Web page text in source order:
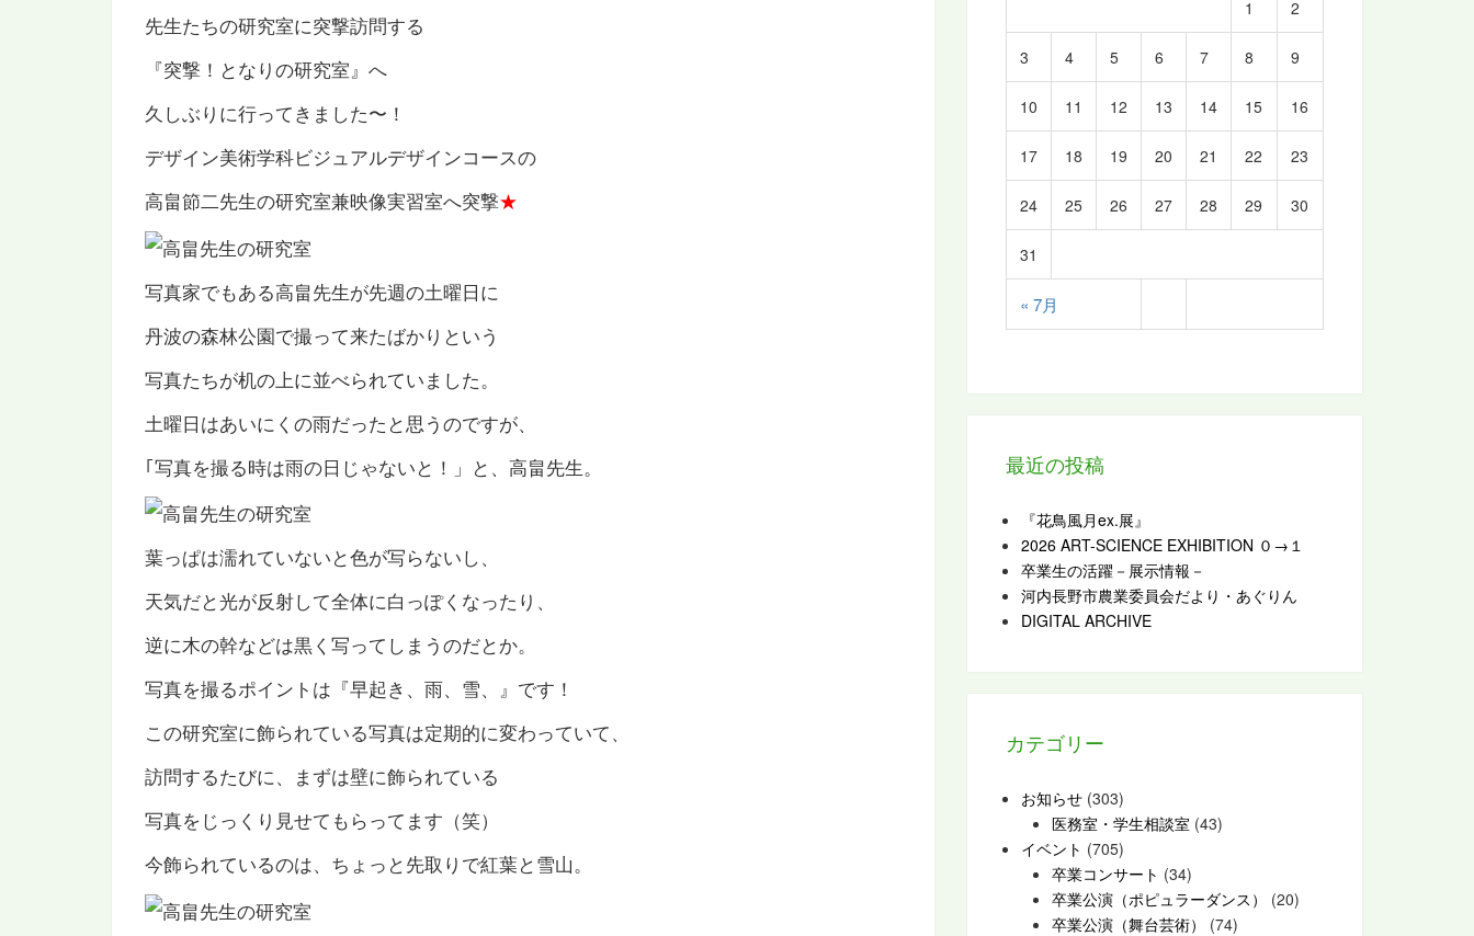
先生たちの研究室に突撃訪問する
『突撃！となりの研究室』へ
久しぶりに行ってきました〜！
デザイン美術学科ビジュアルデザインコースの
高畠節二先生の研究室兼映像実習室へ突撃★
写真家でもある高畠先生が先週の土曜日に
丹波の森林公園で撮って来たばかりという
写真たちが机の上に並べられていました。
土曜日はあいにくの雨だったと思うのですが、
｢写真を撮る時は雨の日じゃないと！」と、高畠先生。
葉っぱは濡れていないと色が写らないし、
天気だと光が反射して全体に白っぽくなったり、
逆に木の幹などは黒く写ってしまうのだとか。
写真を撮るポイントは『早起き、雨、雪、』です！
この研究室に飾られている写真は定期的に変わっていて、
訪問するたびに、まずは壁に飾られている
写真をじっくり見せてもらってます（笑）
今飾られているのは、ちょっと先取りで紅葉と雪山。
« 7月
1 2
3 4 5 6 7 8 9
10 11 12 13 14 15 16
17 18 19 20 21 22 23
24 25 26 27 28 29 30
31
最近の投稿
『花鳥風月ex.展』
2026 ART-SCIENCE EXHIBITION ０→１
卒業生の活躍－展示情報－
河内長野市農業委員会だより・あぐりん
DIGITAL ARCHIVE
カテゴリー
お知らせ (303)
医務室・学生相談室 (43)
イベント (705)
卒業コンサート (34)
卒業公演（ポピュラーダンス）
(20)
卒業公演（舞台芸術）
(74)